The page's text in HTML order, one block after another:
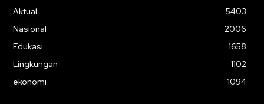
Aktual
5403
Nasional
2006
Edukasi
1658
Lingkungan
1102
ekonomi
1094